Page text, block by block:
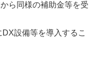
同様の補助金等を受
設備等を導入するこ